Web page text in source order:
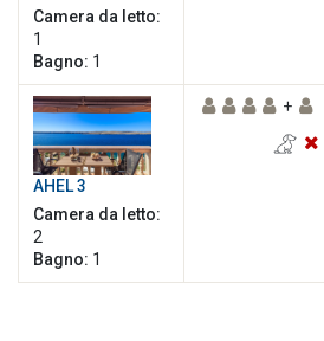
Camera da letto:
1
Bagno: 1
AHEL 3
Camera da letto:
2
Bagno: 1
+